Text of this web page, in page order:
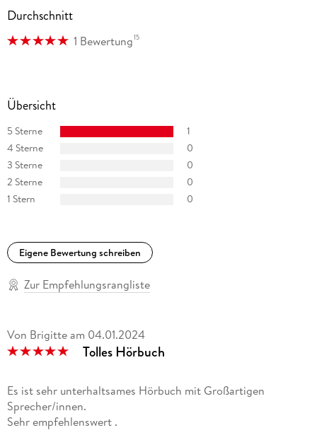
GTIN
4067248718063
Durchschnitt
1 Bewertung15
Übersicht
5 Sterne
1
4 Sterne
0
3 Sterne
0
2 Sterne
0
1 Stern
0
Eigene Bewertung schreiben
Zur Empfehlungsrangliste
Von Brigitteam 04.01.2024
Tolles Hörbuch
Es ist sehr unterhaltsames Hörbuch mit Großartigen
Sprecher/innen.
Sehr empfehlenswert .